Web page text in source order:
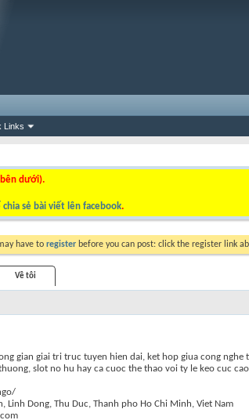
Links
dưới).
chia sẻ bài viết lên facebook.
have to register before you can post: click the register link
Về tôi
gian giai tri truc tuyen hien dai, ket hop giua cong
slot no hu hay ca cuoc the thao voi ty le keo cuc
Linh Dong, Thu Duc, Thanh pho Ho Chi Minh, Viet Nam